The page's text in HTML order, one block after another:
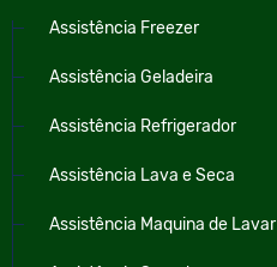
Assistência Freezer
Assistência Geladeira
Assistência Refrigerador
Assistência Lava e Seca
Assistência Maquina de Lavar